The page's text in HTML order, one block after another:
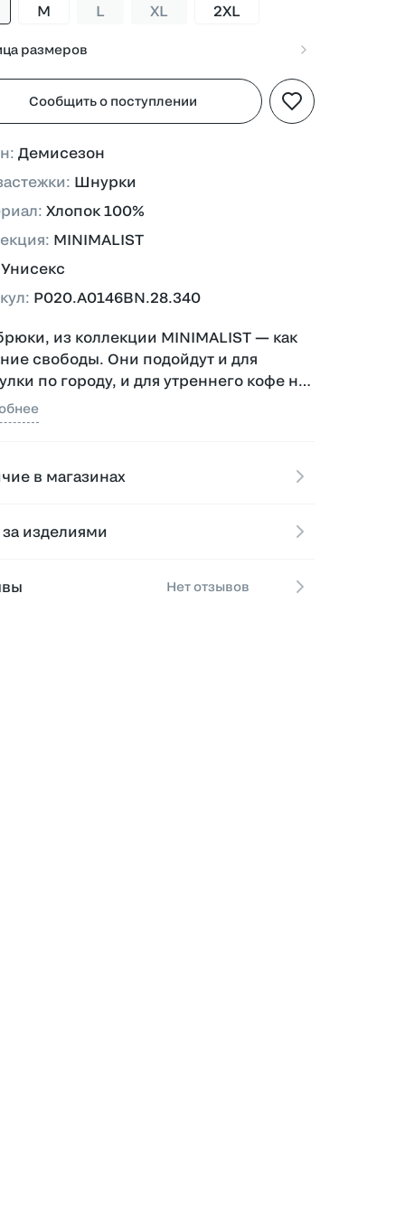
M L XL 2XL
размеров
Сообщить о поступлении
:Демисезон
: Шнурки
:Хлопок 100%
: MINIMALIST
Унисекс
: P020.A0146BN.28.340
из коллекции MINIMALIST — как
свободы. Они подойдут и для
по городу, и для утреннего кофе на
веранде, и для стильной поездки за
к телу и устойчивый к
форму, не сковывая движений.
в магазинах
изделиями
Нет отзывов